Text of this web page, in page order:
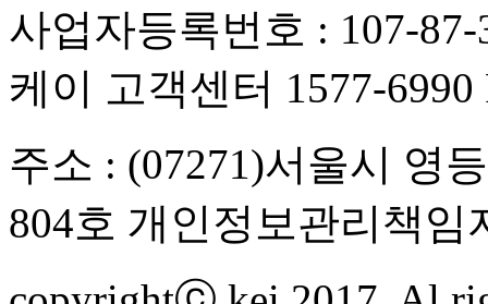
사업자등록번호 : 107-
케이 고객센터 1577-6990
주소 : (07271)서울시 영
804호 개인정보관리책임